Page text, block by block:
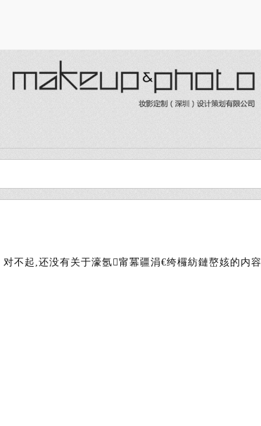
对不起,还没有关于濠氬甯冪疆涓€绔欏紡鏈嶅姟的内容